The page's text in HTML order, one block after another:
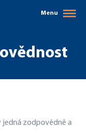
Menu
jedná zodpovědně a